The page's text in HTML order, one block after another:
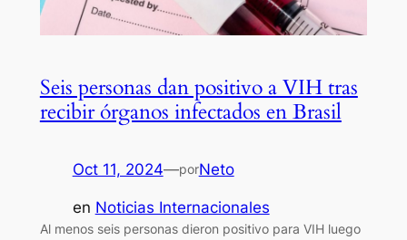
Seis personas dan positivo a VIH tras
recibir órganos infectados en Brasil
Oct 11, 2024—porNeto
en Noticias Internacionales
Al menos seis personas dieron positivo para VIH luego